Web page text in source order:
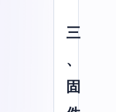
三
、
固